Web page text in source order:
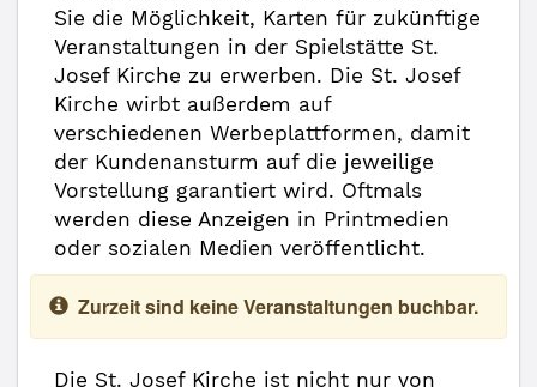
Sie die Möglichkeit, Karten für zukünftige
Veranstaltungen in der Spielstätte St.
Josef Kirche zu erwerben. Die St. Josef
Kirche wirbt außerdem auf
verschiedenen Werbeplattformen, damit
der Kundenansturm auf die jeweilige
Vorstellung garantiert wird. Oftmals
werden diese Anzeigen in Printmedien
oder sozialen Medien veröffentlicht.
Zurzeit sind keine Veranstaltungen buchbar.
Die St. Josef Kirche ist nicht nur von